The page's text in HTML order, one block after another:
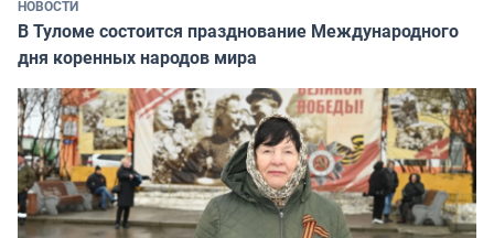
НОВОСТИ
В Туломе состоится празднование Международного
дня коренных народов мира